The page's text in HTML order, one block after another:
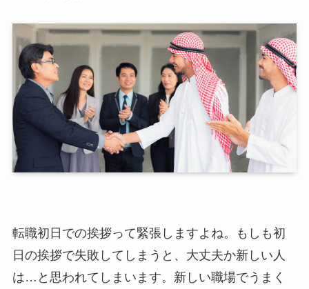
転職初日での挨拶って緊張しますよね。もしも初
日の挨拶で失敗してしまうと、大丈夫か新しい人
は…と思われてしまいます。新しい職場でうまく